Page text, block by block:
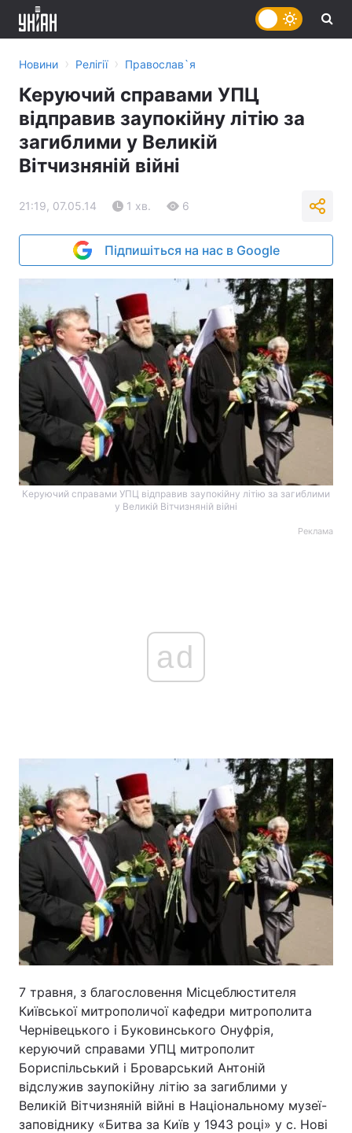
Війна
Україна Політика
Економіка Світ
Спорт Наука
Техно і зв'язок Лайт
Зброя
Цікавинки Погода
Екологія Регіони
Лонгріди
Новини › Релігії › Православ`я
Керуючий справами УПЦ
відправив заупокійну літію за
загиблими у Великій
Вітчизняній війні
21:19, 07.05.14 1 хв. 6
Підпишіться на нас в Google
Керуючий справами УПЦ відправив заупокійну літію за загиблими
у Великій Вітчизняній війні
Реклама
ad
7 травня, з благословення Місцеблюстителя
Київської митрополичої кафедри митрополита
Чернівецького і Буковинського Онуфрія,
керуючий справами УПЦ митрополит
Бориспільський і Броварський Антоній
відслужив заупокійну літію за загиблими у
Великій Вітчизняній війні в Національному музеї-
заповіднику «Битва за Київ у 1943 році» у с. Нові